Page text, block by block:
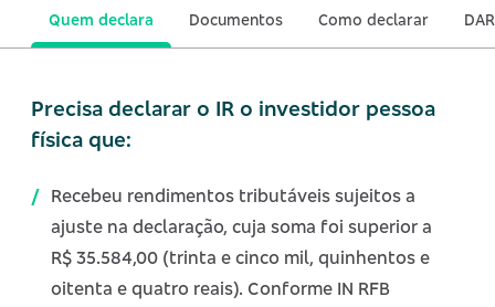
Quem declara Documentos Como declarar
Precisa declarar o IR o investidor pessoa
física que:
Recebeu rendimentos tributáveis sujeitos a
ajuste na declaração, cuja soma foi superior a
R$ 35.584,00 (trinta e cinco mil, quinhentos e
oitenta e quatro reais). Conforme IN RFB